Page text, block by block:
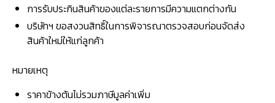
การรับประกินสินค้าของแต่ละรายการมีความแตกต่างกัน
บริษัทฯ ขอสงวนสิทธิ์ในการพิจารณาตรวจสอบก่อนจัดส่ง
สินค้าใหม่ให้แก่ลูกค้า
หมายเหตุ
ราคาข้างต้นไม่รวมภาษีมูลค่าเพิ่ม